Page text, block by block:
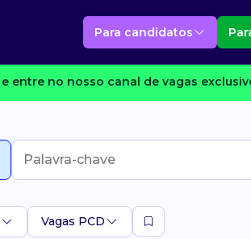
Para candidatos
e entre no nosso canal de vagas
Vagas PCD